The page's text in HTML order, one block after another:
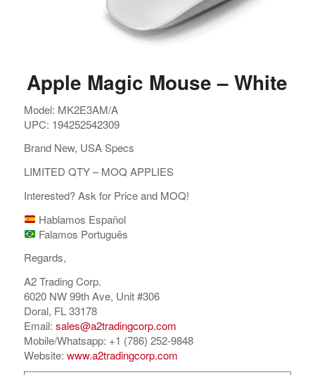
Apple Magic Mouse – White
Model: MK2E3AM/A
UPC: 194252542309
Brand New, USA Specs
LIMITED QTY – MOQ APPLIES
Interested? Ask for Price and MOQ!
Hablamos Español
Falamos Português
Regards,
A2 Trading Corp.
6020 NW 99th Ave, Unit #306
Doral, FL 33178
Email: sales@a2tradingcorp.com
Mobile/Whatsapp: +1 (786) 252-9848
Website: www.a2tradingcorp.com